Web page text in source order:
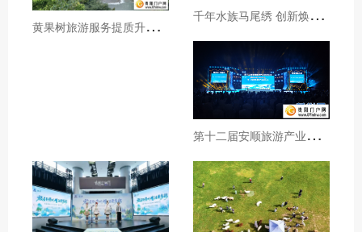
黄
果树旅游服务提质升级暖心护航游客行程 千
年水族马尾绣 创新焕发新生机
第
十二届安顺旅游产业发展大会开幕